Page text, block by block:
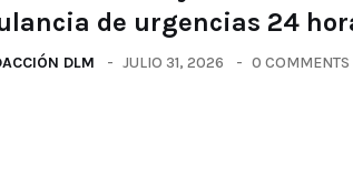
de urgencias 24
DLM JULIO 31, 2026 0 COMMENTS